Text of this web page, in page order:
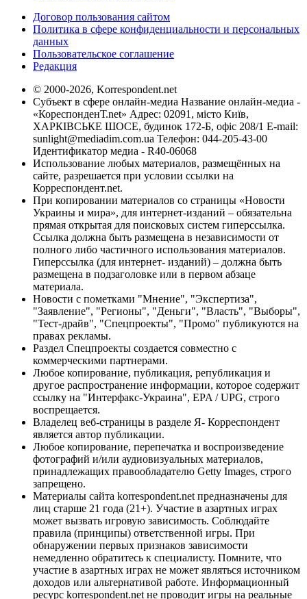
Договор пользования сайтом
Политика в сфере конфиденциальности и персональных
данных
Пользовательское соглашение
Редакция
© 2000-2026, Korrespondent.net
Субъект в сфере онлайн-медиа Название онлайн-медиа -
«КореспонденТ.net» Адрес: 02091, місто Київ,
ХАРКІВСЬКЕ ШОСЕ, будинок 172-Б, офіс 208/1 E-mail:
sunlight@mediadim.com.ua Телефон: 044-205-43-00
Идентификатор медиа - R40-06068
Использование любых материалов, размещённых на
сайте, разрешается при условии ссылки на
Корреспондент.net.
При копировании материалов со страницы «Новости
Украины и мира», для интернет-изданий – обязательна
прямая открытая для поисковых систем гиперссылка.
Ссылка должна быть размещена в независимости от
полного либо частичного использования материалов.
Гиперссылка (для интернет- изданий) – должна быть
размещена в подзаголовке или в первом абзаце
материала.
Новости с пометками "Мнение", "Экспертиза",
"Заявление", "Регионы", "Деньги", "Власть", "Выборы",
"Тест-драйв", "Спецпроекты", "Промо" публикуются на
правах рекламы.
Раздел Спецпроекты создается совместно с
коммерческими партнерами.
Любое копирование, публикация, републикация и
другое распространение информации, которое содержит
ссылку на "Интерфакс-Украина", EPA / UPG, строго
воспрещается.
Владелец веб-страницы в разделе Я- Корреспондент
является автор публикации.
Любое копирование, перепечатка и воспроизведение
фотографий и/или аудиовизуальных материалов,
принадлежащих правообладателю Getty Images, строго
запрещено.
Материалы сайта korrespondent.net предназначены для
лиц старше 21 года (21+). Участие в азартных играх
может вызвать игровую зависимость. Соблюдайте
правила (принципы) ответственной игры. При
обнаружении первых признаков зависимости
немедленно обратитесь к специалисту. Помните, что
участие в азартных играх не может являться источником
доходов или альтернативой работе. Информационный
ресурс korrespondent.net не проводит игры на реальные